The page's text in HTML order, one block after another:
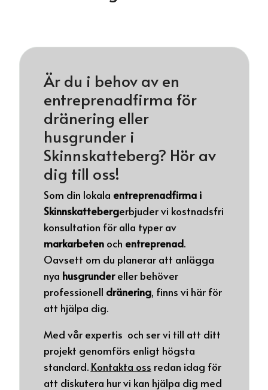
Är du i behov av en
entreprenadfirma för
dränering eller
husgrunder i
Skinnskatteberg? Hör av
dig till oss!
Som din lokala entreprenadfirma i
Skinnskattebergerbjuder vi kostnadsfri
konsultation för alla typer av
markarbetenoch entreprenad.
Oavsett om du planerar att anlägga
nya husgrundereller behöver
professionell dränering, finns vi här för
att hjälpa dig.
Med vår expertis och ser vi till att ditt
projekt genomförs enligt högsta
standard. Kontakta oss redan idag för
att diskutera hur vi kan hjälpa dig med